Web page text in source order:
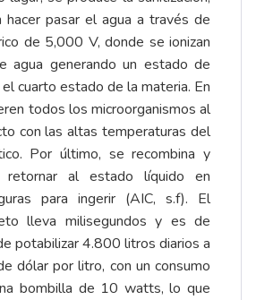
hacer pasar el agua a través de
de 5,000 V, donde se ionizan
agua generando un estado de
cuarto estado de la materia. En
todos los microorganismos al
con las altas temperaturas del
Por último, se recombina y
retornar al estado líquido en
para ingerir (AIC, s.f). El
lleva milisegundos y es de
potabilizar 4.800 litros diarios a
dólar por litro, con un consumo
bombilla de 10 watts, lo que